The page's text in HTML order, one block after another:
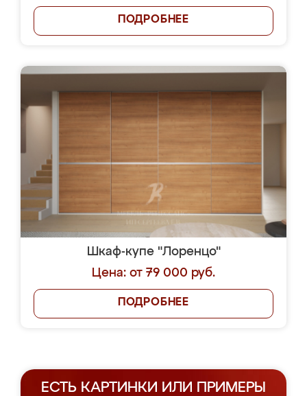
ПОДРОБНЕЕ
Шкаф-купе "Лоренцо"
Цена: от 79 000 руб.
ПОДРОБНЕЕ
ЕСТЬ КАРТИНКИ ИЛИ ПРИМЕРЫ